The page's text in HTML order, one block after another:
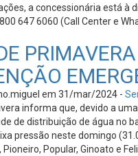
a concessionária está à
647 6060 (Call Center e
em 31/mar/2024 -
informa que, devido a
de distribuição de água no
pressão neste domingo
Popular, Ginoato e